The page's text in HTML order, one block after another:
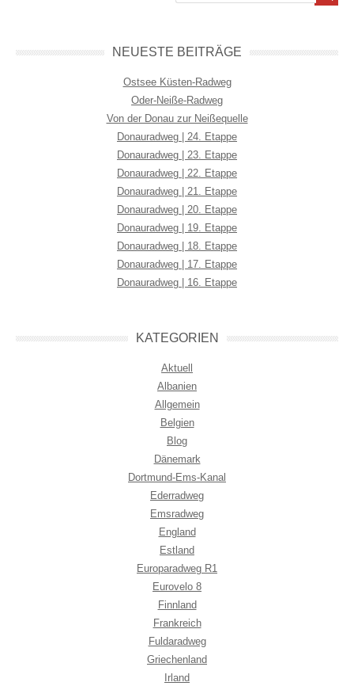
NEUESTE BEITRÄGE
Ostsee Küsten-Radweg
Oder-Neiße-Radweg
Von der Donau zur Neißequelle
Donauradweg | 24. Etappe
Donauradweg | 23. Etappe
Donauradweg | 22. Etappe
Donauradweg | 21. Etappe
Donauradweg | 20. Etappe
Donauradweg | 19. Etappe
Donauradweg | 18. Etappe
Donauradweg | 17. Etappe
Donauradweg | 16. Etappe
KATEGORIEN
Aktuell
Albanien
Allgemein
Belgien
Blog
Dänemark
Dortmund-Ems-Kanal
Ederradweg
Emsradweg
England
Estland
Europaradweg R1
Eurovelo 8
Finnland
Frankreich
Fuldaradweg
Griechenland
Irland